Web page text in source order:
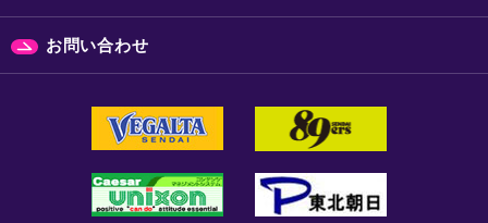
お問い合わせ